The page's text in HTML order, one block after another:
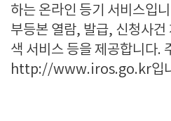
하는 온라인 등기 서비스입
부등본 열람, 발급, 신청사건
색 서비스 등을 제공합니다.
http://www.iros.go.kr입